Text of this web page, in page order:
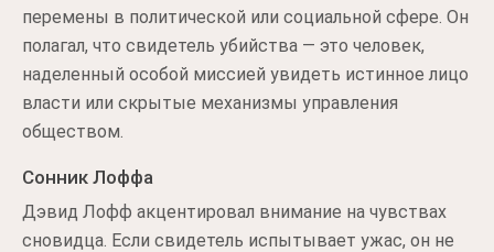
перемены в политической или социальной сфере. Он
полагал, что свидетель убийства — это человек,
наделенный особой миссией увидеть истинное лицо
власти или скрытые механизмы управления
обществом.
Сонник Лоффа
Дэвид Лофф акцентировал внимание на чувствах
сновидца. Если свидетель испытывает ужас, он не